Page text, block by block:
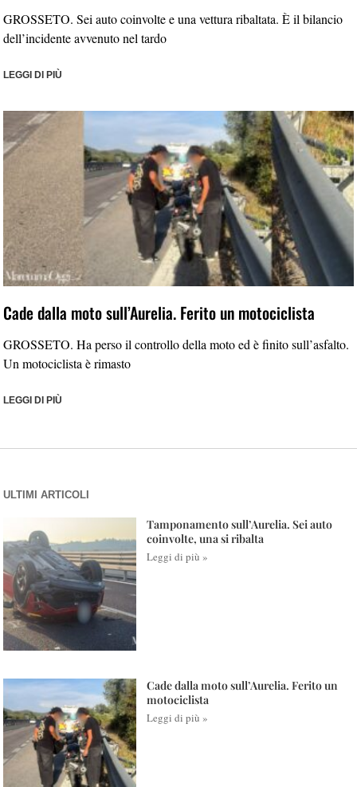
GROSSETO. Sei auto coinvolte e una vettura ribaltata. È il bilancio
dell’incidente avvenuto nel tardo
LEGGI DI PIÙ
Cade dalla moto sull’Aurelia. Ferito un motociclista
GROSSETO. Ha perso il controllo della moto ed è finito sull’asfalto.
Un motociclista è rimasto
LEGGI DI PIÙ
ULTIMI ARTICOLI
Tamponamento sull’Aurelia. Sei auto
coinvolte, una si ribalta
Leggi di più »
Cade dalla moto sull’Aurelia. Ferito un
motociclista
Leggi di più »